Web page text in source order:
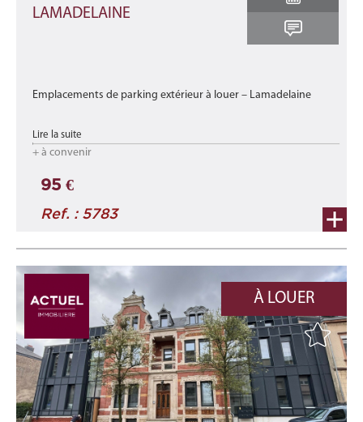
LAMADELAINE
Emplacements de parking extérieur à louer – Lamadelaine
Dans une résidence idéalement située à Lamadelaine, à
proximité immédiate des transports en commun
Ces places sécu ...
Lire la suite
+ à convenir
95 €
Ref. : 5783
À LOUER